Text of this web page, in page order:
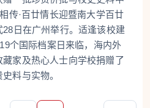
传·百廿情长迎暨南大学百廿
日在广州举行。适逢该校建
个国际档案日来临，海内外
家及热心人士向学校捐赠了
料与实物。